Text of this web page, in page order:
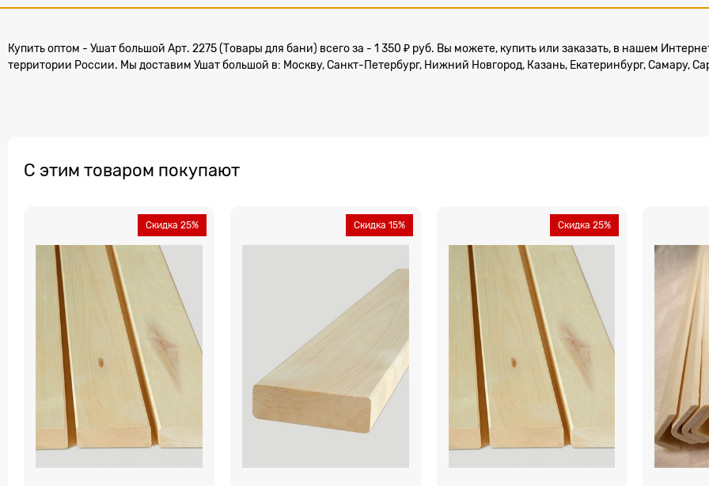
Купить оптом - Ушат большой Арт. 2275 (Товары для бани) всего за - 1 350 ₽ руб. Вы можете, купить или заказать, в нашем
территории России. Мы доставим Ушат большой в: Москву, Санкт-Петербург, Нижний Новгород, Казань, Екатеринбург, Самару,
С этим товаром покупают
Скидка 25% Скидка 15% Скидка 25%